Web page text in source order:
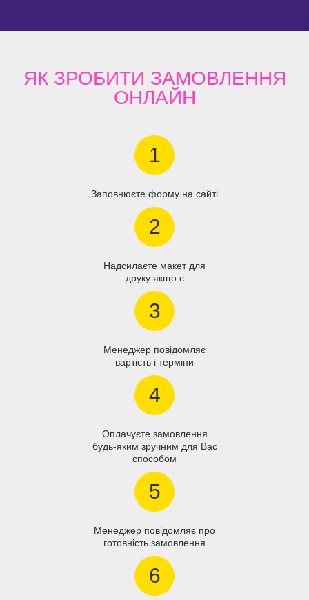
ЯК ЗРОБИТИ ЗАМОВЛЕННЯ
ОНЛАЙН
1
Заповнюєте форму на сайті
2
Надсилаєте макет для
друку якщо є
3
Менеджер повідомляє
вартість і терміни
4
Оплачуєте замовлення
будь-яким зручним для Вас
способом
5
Менеджер повідомляє про
готовність замовлення
6